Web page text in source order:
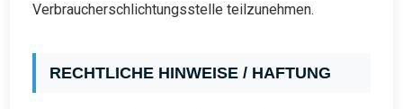
Verbraucherschlichtungsstelle teilzunehmen.
RECHTLICHE HINWEISE / HAFTUNG